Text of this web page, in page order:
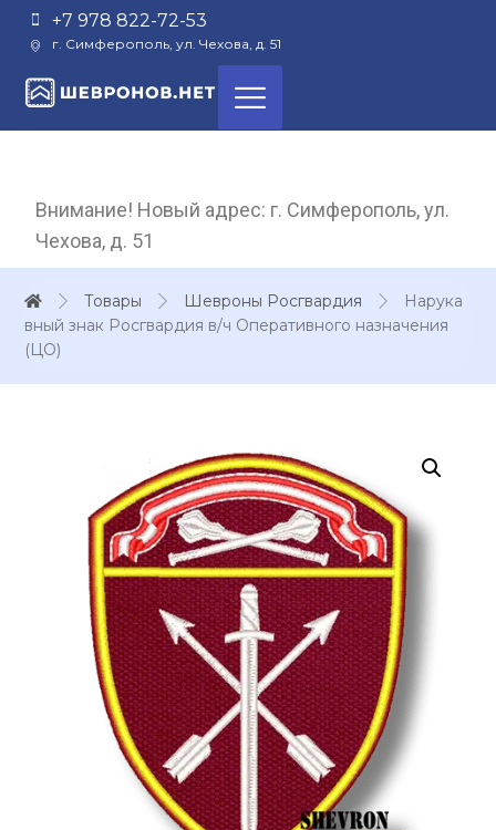
+7 978 822-72-53
г. Симферополь, ул. Чехова, д. 51
Внимание! Новый адрес: г. Симферополь, ул.
Чехова, д. 51
Товары Шевроны Росгвардия
Нарука
вный знак Росгвардия в/ч Оперативного назначения
(ЦО)